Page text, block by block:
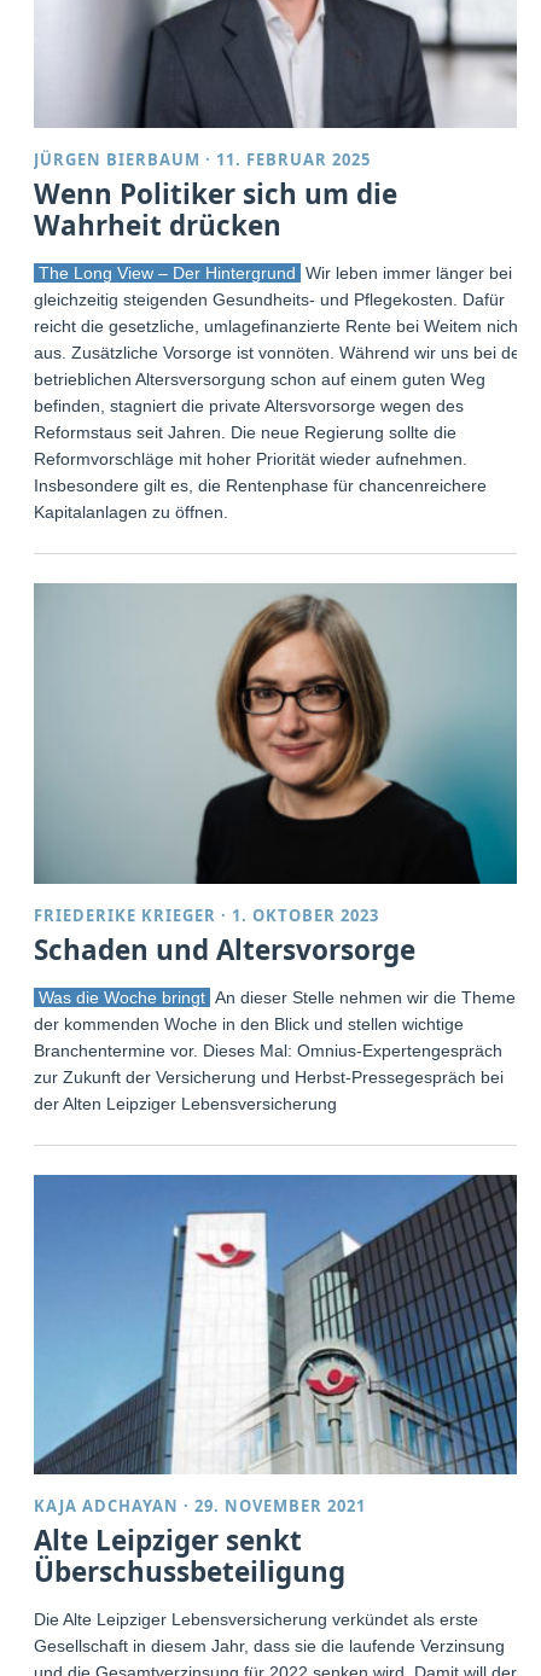
JÜRGEN BIERBAUM · 11. FEBRUAR 2025
Wenn Politiker sich um die
Wahrheit drücken
The Long View – Der Hintergrund Wir leben immer länger bei
gleichzeitig steigenden Gesundheits- und Pflegekosten. Dafür
reicht die gesetzliche, umlagefinanzierte Rente bei Weitem nicht
aus. Zusätzliche Vorsorge ist vonnöten. Während wir uns bei der
betrieblichen Altersversorgung schon auf einem guten Weg
befinden, stagniert die private Altersvorsorge wegen des
Reformstaus seit Jahren. Die neue Regierung sollte die
Reformvorschläge mit hoher Priorität wieder aufnehmen.
Insbesondere gilt es, die Rentenphase für chancenreichere
Kapitalanlagen zu öffnen.
FRIEDERIKE KRIEGER · 1. OKTOBER 2023
Schaden und Altersvorsorge
Was die Woche bringt An dieser Stelle nehmen wir die Themen
der kommenden Woche in den Blick und stellen wichtige
Branchentermine vor. Dieses Mal: Omnius-Expertengespräch
zur Zukunft der Versicherung und Herbst-Pressegespräch bei
der Alten Leipziger Lebensversicherung
KAJA ADCHAYAN ·29. NOVEMBER 2021
Alte Leipziger senkt
Überschussbeteiligung
Die Alte Leipziger Lebensversicherung verkündet als erste
Gesellschaft in diesem Jahr, dass sie die laufende Verzinsung